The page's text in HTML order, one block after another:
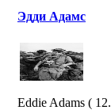
Эдди Адамс
Eddie Adams (